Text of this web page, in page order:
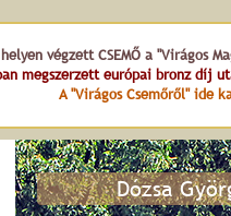
végzett CSEMŐ a "Virágos
megszerzett európai bronz díj
A "Virágos Csemőről" ide
Dózsa